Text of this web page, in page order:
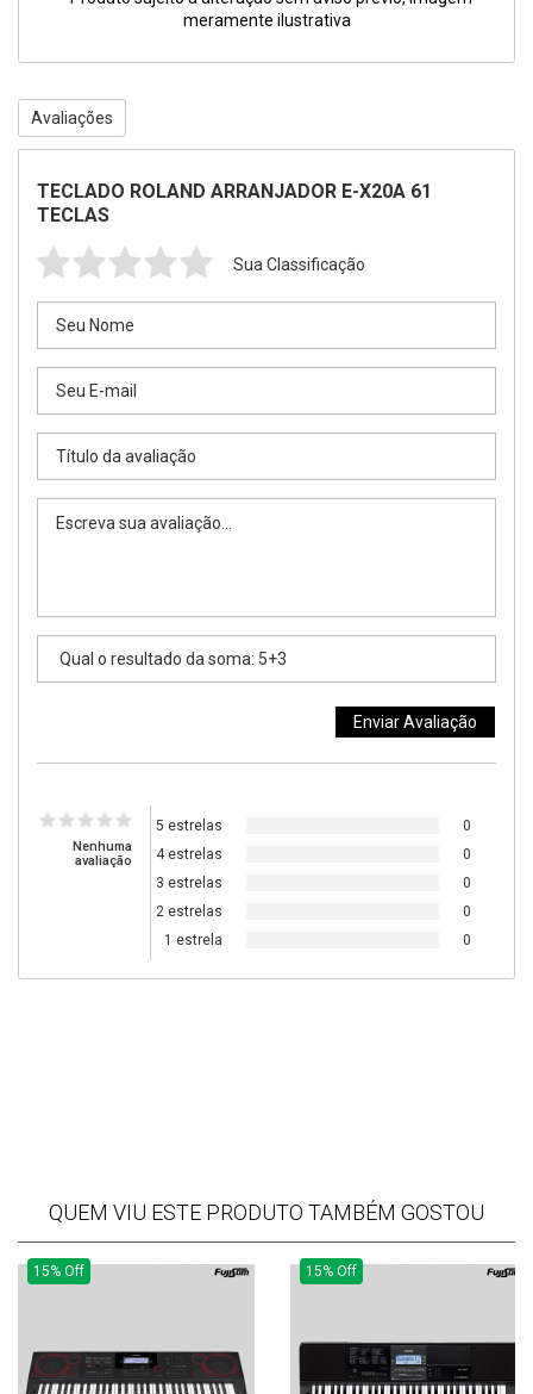
meramente ilustrativa
Avaliações
TECLADO ROLAND ARRANJADOR E-X20A 61
TECLAS
Sua Classificação
Nenhuma
avaliação
5 estrelas
0
4 estrelas
0
3 estrelas
0
2 estrelas
0
1 estrela
0
QUEM VIU ESTE PRODUTO TAMBÉM GOSTOU
15% Off 15% Off